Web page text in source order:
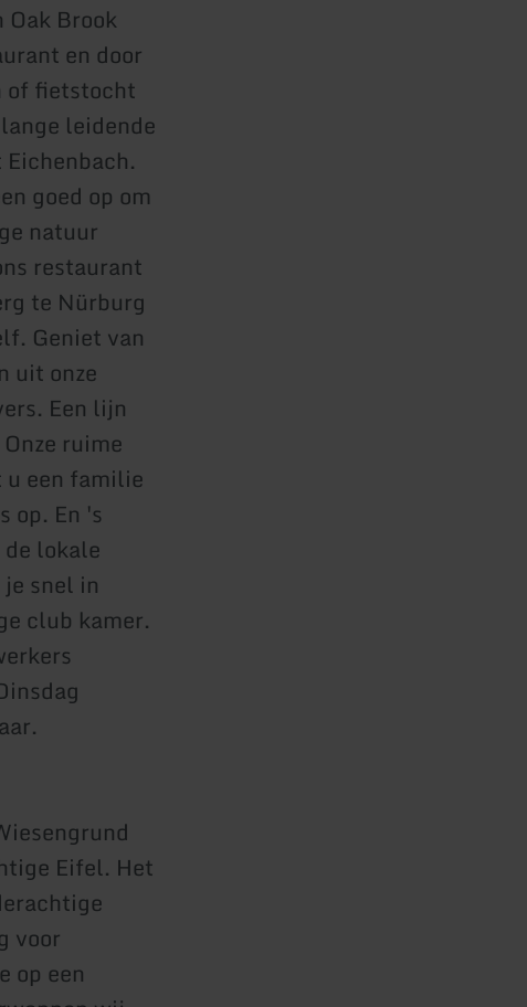
Brook
en door
of fietstocht
leidende
goed op om
natuur
restaurant
te Nürburg
Geniet van
uit onze
Een lijn
ruime
een familie
op. En 's
lokale
snel in
club kamer.
Eifel. Het
voor
op een